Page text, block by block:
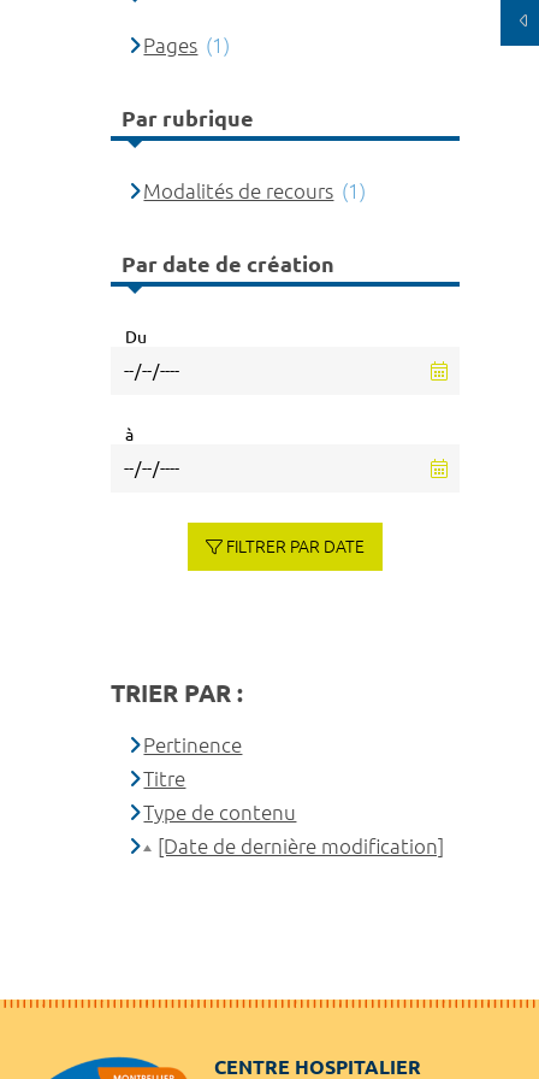
Pages (1)
Par rubrique
Modalités de recours (1)
Par date de création
Du
à
FILTRER PAR DATE
TRIER PAR :
Pertinence
Titre
Type de contenu
[Date de dernière modification]
CENTRE HOSPITALIER